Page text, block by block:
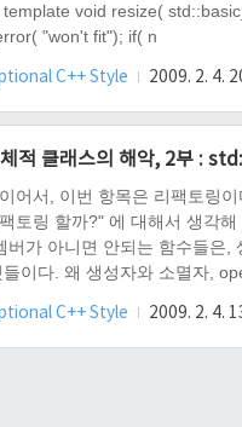
template void resize(
"won't fit"); if( n
C++ Style 2009. 2. 4.
적 클래스의 해악, 2부 :
어서, 이번 항목은 리팩토링
토링 할까?" 에 대해서 생각
버가 아니면 안되는 함수들은,
이다. 왜 생성자와 소멸자,
C++ Style 2009. 2. 4.